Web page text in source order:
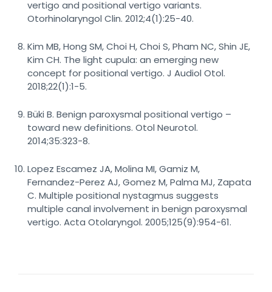
vertigo and positional vertigo variants.
Otorhinolaryngol Clin. 2012;4(1):25-40.
Kim MB, Hong SM, Choi H, Choi S, Pham NC, Shin JE,
Kim CH. The light cupula: an emerging new
concept for positional vertigo. J Audiol Otol.
2018;22(1):1-5.
Büki B. Benign paroxysmal positional vertigo –
toward new definitions. Otol Neurotol.
2014;35:323-8.
Lopez Escamez JA, Molina MI, Gamiz M,
Fernandez-Perez AJ, Gomez M, Palma MJ, Zapata
C. Multiple positional nystagmus suggests
multiple canal involvement in benign paroxysmal
vertigo. Acta Otolaryngol. 2005;125(9):954-61.